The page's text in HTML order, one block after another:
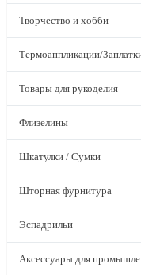
Творчество и хобби
Термоаппликации/
Товары для рукоделия
Флизелины
Шкатулки / Сумки
Шторная фурнитура
Эспадрильи
Аксессуары для